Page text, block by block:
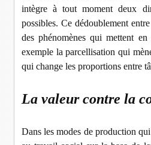
intègre à tout moment deux
possibles. Ce dédoublement
des phénomènes qui mettent
exemple la parcellisation qui
qui change les proportions entre
La valeur contre la
Dans les modes de production